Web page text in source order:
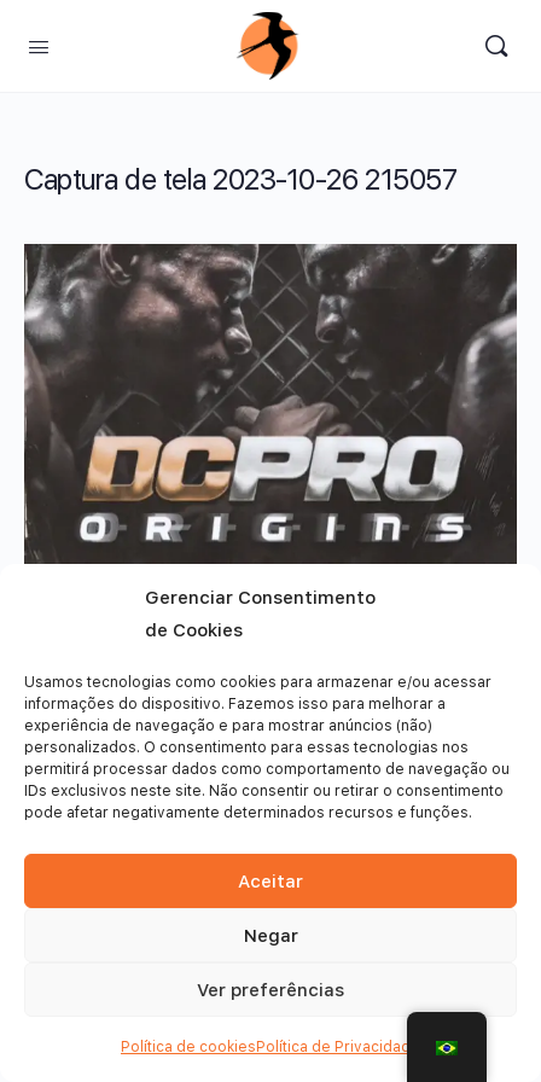
Gerenciar Consentimento
de Cookies
Usamos tecnologias como cookies para armazenar e/ou acessar
informações do dispositivo. Fazemos isso para melhorar a
experiência de navegação e para mostrar anúncios (não)
personalizados. O consentimento para essas tecnologias nos
permitirá processar dados como comportamento de navegação ou
IDs exclusivos neste site. Não consentir ou retirar o consentimento
pode afetar negativamente determinados recursos e funções.
Aceitar
Negar
Ver preferências
Política de cookies Política de Privacidade
Captura de tela 2023-10-26 215057